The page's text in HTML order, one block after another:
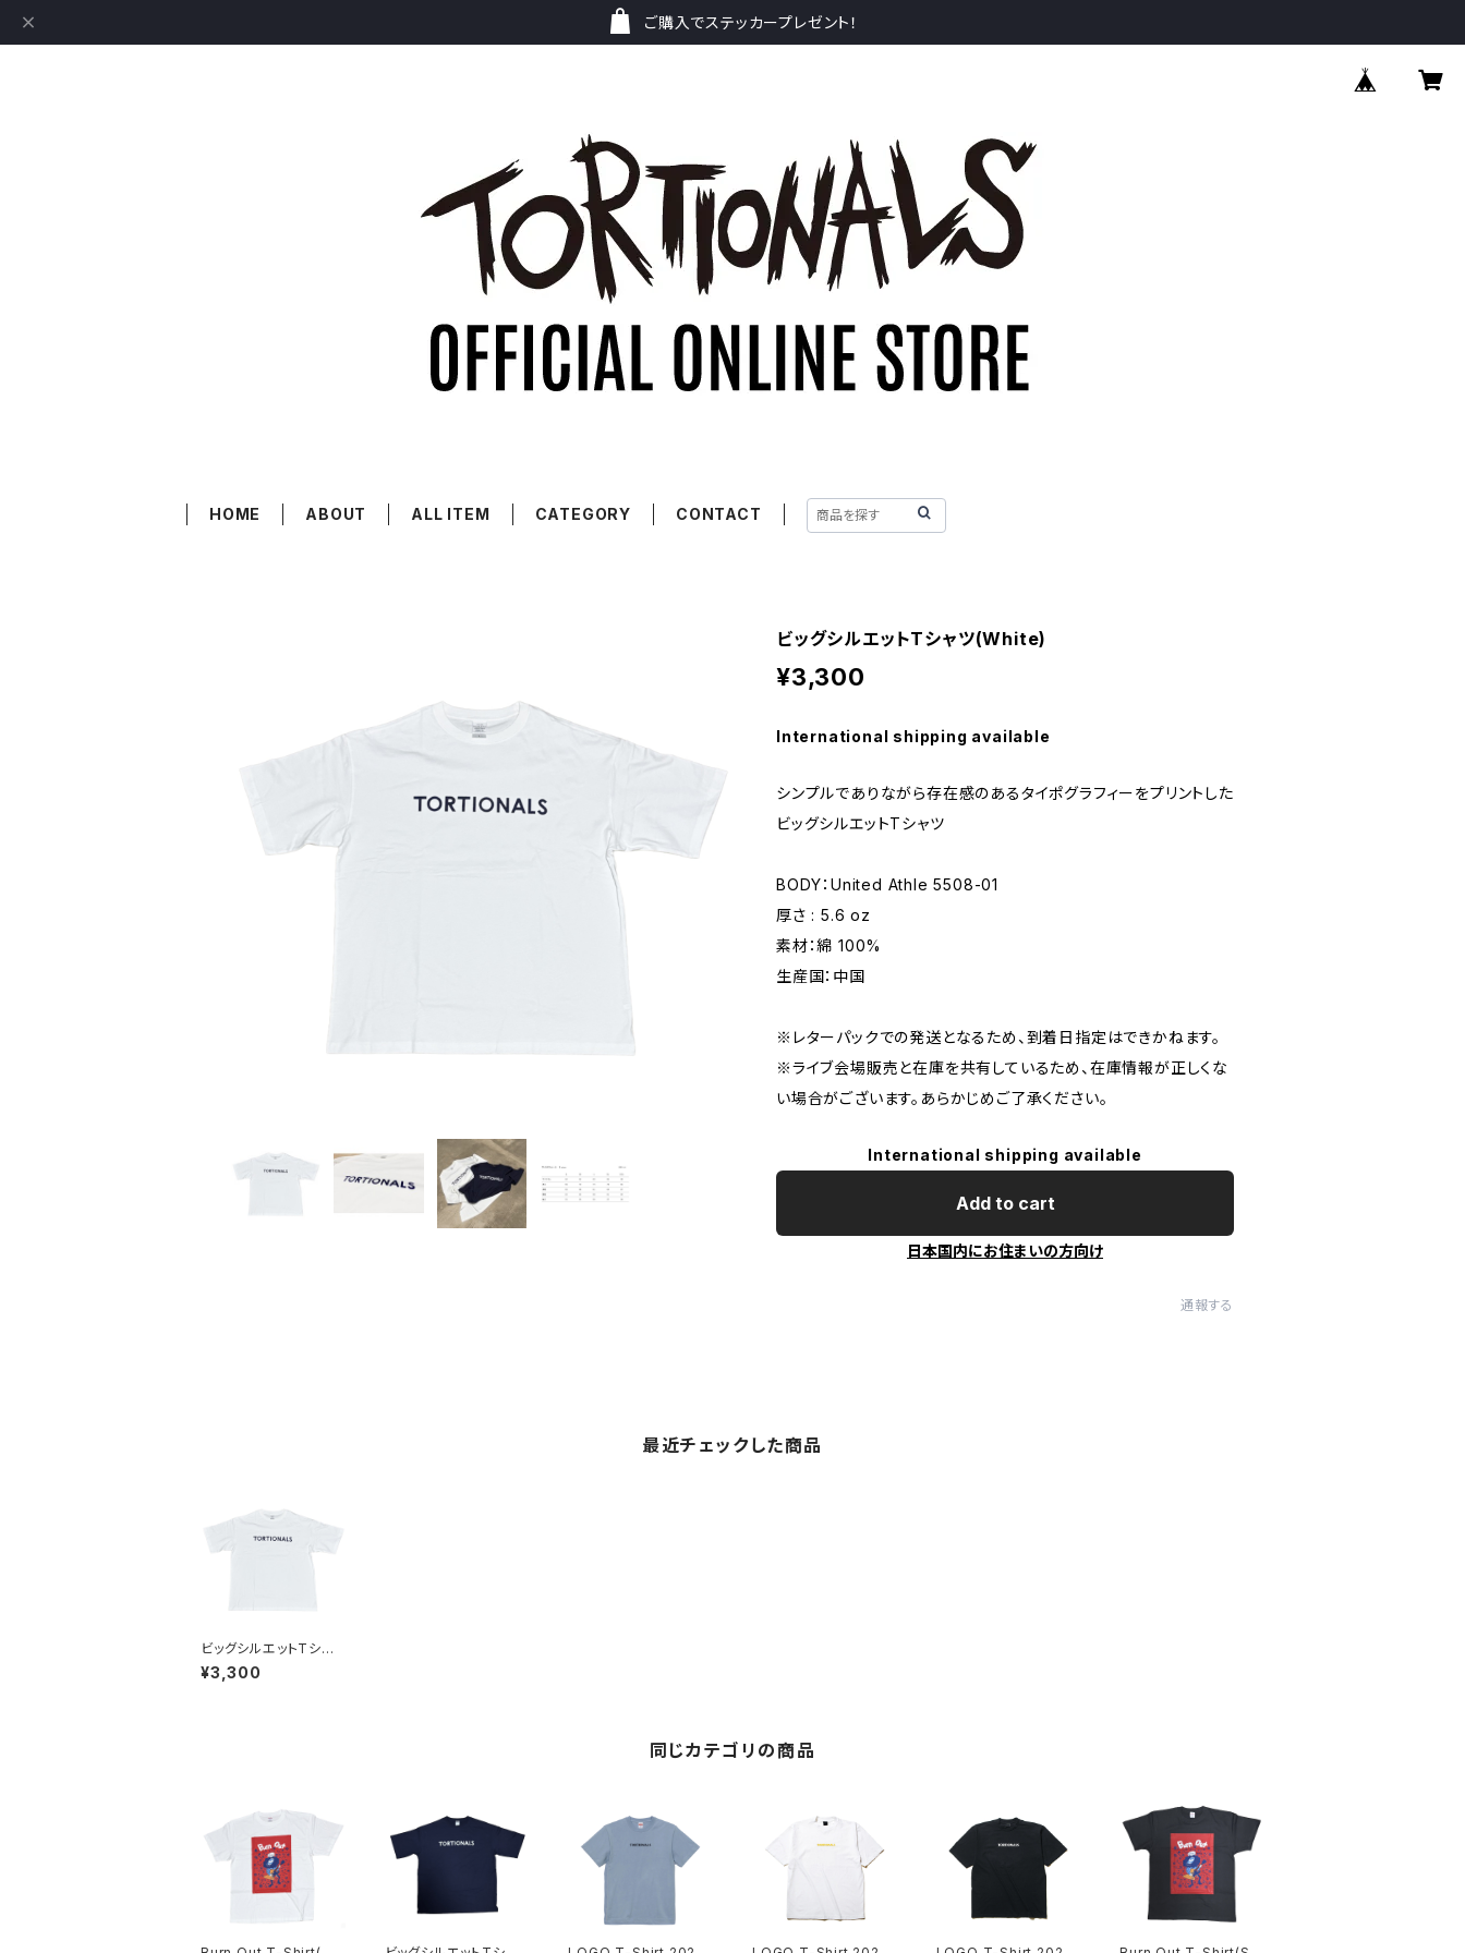
ご購入でステッカープレゼント！
HOME ABOUT ALL ITEM CATEGORY CONTACT
ビッグシルエットTシャツ(White)
¥3,300
International shipping available
シンプルでありながら存在感のあるタイポグラフィーをプリントした
ビッグシルエットTシャツ
BODY：United Athle 5508-01
厚さ : 5.6 oz
素材：綿 100%
生産国：中国
※レターパックでの発送となるため、到着日指定はできかねます。
※ライブ会場販売と在庫を共有しているため、在庫情報が正しくな
い場合がございます。あらかじめご了承ください。
International shipping available
Add to cart
日本国内にお住まいの方向け
通報する
最近チェックした商品
ビッグシルエットTシャ
ツ(White)
¥3,300
同じカテゴリの商品